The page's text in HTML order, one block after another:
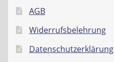
AGB
Widerrufsbelehrung
Datenschutzerklärung